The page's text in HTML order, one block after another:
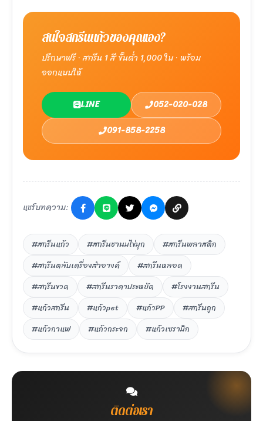
สนใจสกรีนแก้วของคุณเอง?
ปรึกษาฟรี · สกรีน 1 สี ขั้นต่ำ 1,000 ใบ · พร้อม
ออกแบบให้
LINE
052-020-028
091-858-2258
แชร์บทความ:
#สกรีนแก้ว #สกรีนชานมไข่มุก
#สกรีนพลาสติก
#สกรีนตลับเครื่องสำอางค์
#สกรีนหลอด
#สกรีนขวด
#สกรีนราคาประหยัด
#โรงงานสกรีน
#แก้วสกรีน
#แก้วpet #แก้วPP
#สกรีนถูก
#แก้วกาแฟ
#แก้วกระจก #แก้วเซรามิก
ติดต่อเรา